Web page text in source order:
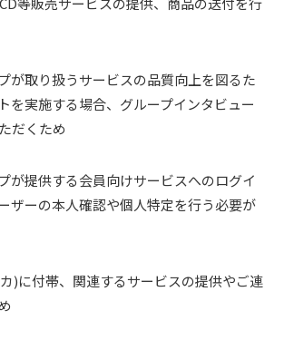
が取り扱うサービスの品質向上を図るた
を実施する場合、グループインタビュー
だくため
が提供する会員向けサービスへのログイ
ザーの本人確認や個人特定を行う必要が
)に付帯、関連するサービスの提供やご連